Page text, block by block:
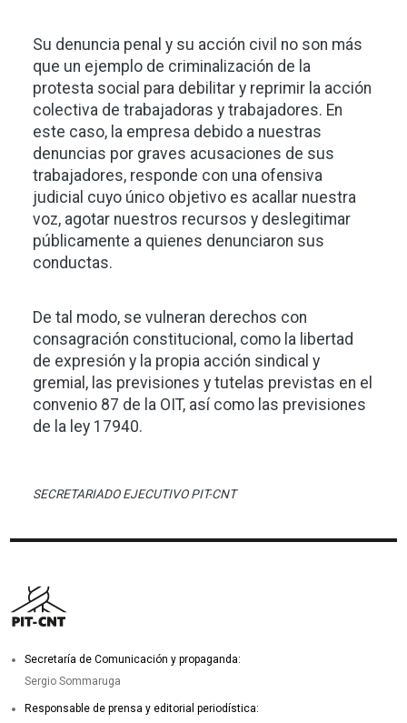
Su denuncia penal y su acción civil no son más
que un ejemplo de criminalización de la
protesta social para debilitar y reprimir la acción
colectiva de trabajadoras y trabajadores. En
este caso, la empresa debido a nuestras
denuncias por graves acusaciones de sus
trabajadores, responde con una ofensiva
judicial cuyo único objetivo es acallar nuestra
voz, agotar nuestros recursos y deslegitimar
públicamente a quienes denunciaron sus
conductas.
De tal modo, se vulneran derechos con
consagración constitucional, como la libertad
de expresión y la propia acción sindical y
gremial, las previsiones y tutelas previstas en el
convenio 87 de la OIT, así como las previsiones
de la ley 17940.
SECRETARIADO EJECUTIVO PIT-CNT
Secretaría de Comunicación y propaganda:
Sergio Sommaruga
Responsable de prensa y editorial periodística: